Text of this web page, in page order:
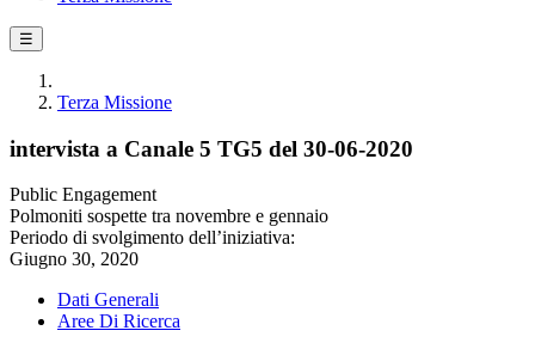
☰
Terza Missione
intervista a Canale 5 TG5 del 30-06-2020
Public Engagement
Polmoniti sospette tra novembre e gennaio
Periodo di svolgimento dell’iniziativa:
Giugno 30, 2020
Dati Generali
Aree Di Ricerca